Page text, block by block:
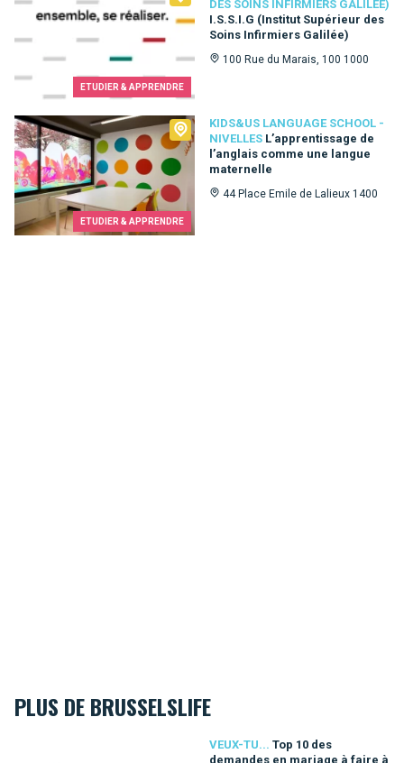
ETUDIER & APPRENDRE
DES SOINS INFIRMIERS GALILÉE)
I.S.S.I.G (Institut Supérieur des
Soins Infirmiers Galilée)
100 Rue du Marais, 100 1000
ETUDIER & APPRENDRE
KIDS&US LANGUAGE SCHOOL -
NIVELLES L’apprentissage de
l’anglais comme une langue
maternelle
44 Place Emile de Lalieux 1400
Kids&Us language school - Nivelles
PLUS DE BRUSSELSLIFE
VEUX-TU... Top 10 des
demandes en mariage à faire à
Top 10 des demandes en mariage à faire à Bruxelles